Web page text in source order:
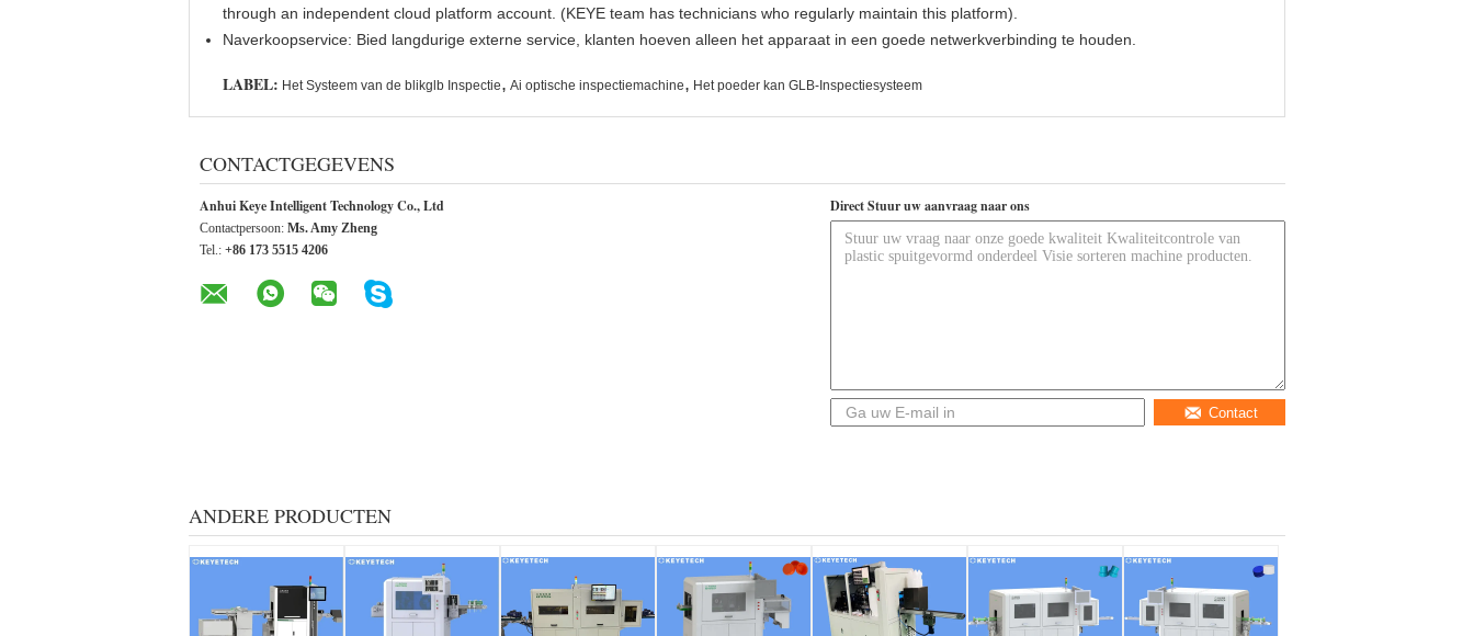
through an independent cloud platform account. (KEYE team has technicians who regularly maintain this platform).
Naverkoopservice: Bied langdurige externe service, klanten hoeven alleen het apparaat in een goede netwerkverbinding te houden.
LABEL: Het Systeem van de blikglb Inspectie, Ai optische inspectiemachine, Het poeder kan GLB-Inspectiesysteem
CONTACTGEGEVENS
Anhui Keye Intelligent Technology Co., Ltd
Contactpersoon: Ms. Amy Zheng
Tel.: +86 173 5515 4206
Direct Stuur uw aanvraag naar ons
Contact
ANDERE PRODUCTEN